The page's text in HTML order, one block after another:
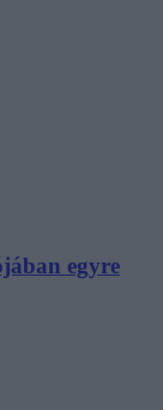
egyre